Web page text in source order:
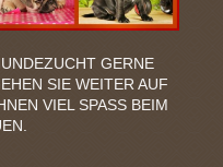
GERNE
SIE WEITER AUF
VIEL SPASS BEIM A